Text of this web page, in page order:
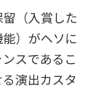
（入賞した
）がヘソに
スであるこ
演出カスタ